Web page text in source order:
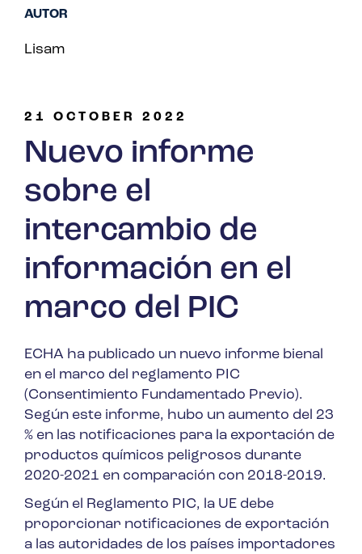
21 OCTOBER 2022
Nuevo informe
sobre el
intercambio de
información en el
marco del PIC
ECHA ha publicado un nuevo informe bienal
en el marco del reglamento PIC
(Consentimiento Fundamentado Previo).
Según este informe, hubo un aumento del 23
% en las notificaciones para la exportación de
productos químicos peligrosos durante
2020-2021 en comparación con 2018-2019.
Según el Reglamento PIC, la UE debe
proporcionar notificaciones de exportación
a las autoridades de los países importadores
AUTOR
Lisam